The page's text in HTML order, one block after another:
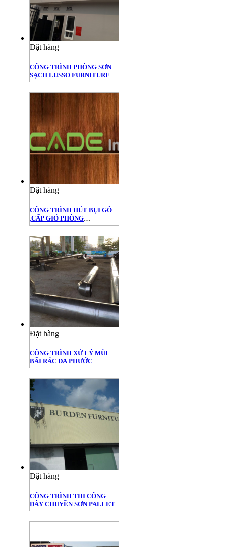
Đặt hàng
CÔNG TRÌNH PHÒNG SƠN
SẠCH LUSSO FURNITURE
Đặt hàng
CÔNG TRÌNH HÚT BỤI GỖ
,CẤP GIÓ PHÒNG
SƠN,PHÒNG SẤY
SƠN,PHÒNG PANEL EPS
CHO CTY NỘI THẤT
LECADE
Đặt hàng
CÔNG TRÌNH XỬ LÝ MÙI
BÃI RÁC ĐA PHƯỚC
Đặt hàng
CÔNG TRÌNH THI CÔNG
DÂY CHUYỀN SƠN PALLET